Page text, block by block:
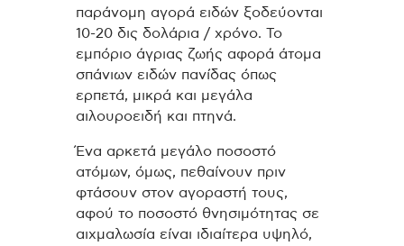
παράνομη αγορά ειδών ξοδεύονται
10-20 δις δολάρια / χρόνο. Το
εμπόριο άγριας ζωής αφορά άτομα
σπάνιων ειδών πανίδας όπως
ερπετά, μικρά και μεγάλα
αιλουροειδή και πτηνά.
Ένα αρκετά μεγάλο ποσοστό
ατόμων, όμως, πεθαίνουν πριν
φτάσουν στον αγοραστή τους,
αφού το ποσοστό θνησιμότητας σε
αιχμαλωσία είναι ιδιαίτερα υψηλό,